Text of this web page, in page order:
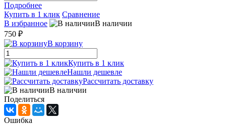
Подробнее
Купить в 1 клик Сравнение
В избранное
В наличии
750 ₽
В корзину
Купить в 1 клик
Нашли дешевле
Рассчитать доставку
В наличии
Поделиться
Ошибка